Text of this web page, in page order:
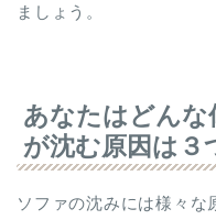
ましょう。
あなたはどんな
が沈む原因は３
ソファの沈みには様々な